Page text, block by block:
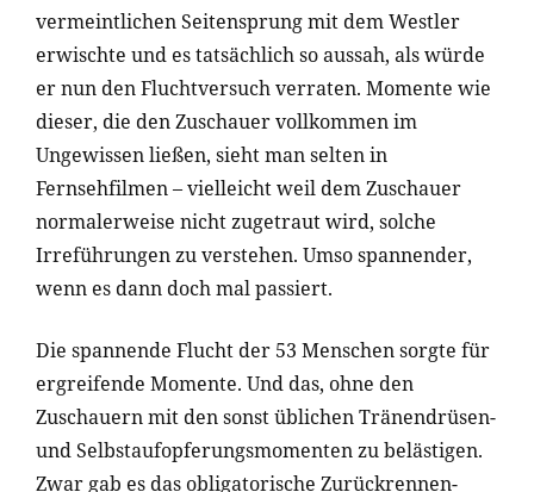
vermeintlichen Seitensprung mit dem Westler
erwischte und es tatsächlich so aussah, als würde
er nun den Fluchtversuch verraten. Momente wie
dieser, die den Zuschauer vollkommen im
Ungewissen ließen, sieht man selten in
Fernsehfilmen – vielleicht weil dem Zuschauer
normalerweise nicht zugetraut wird, solche
Irreführungen zu verstehen. Umso spannender,
wenn es dann doch mal passiert.
Die spannende Flucht der 53 Menschen sorgte für
ergreifende Momente. Und das, ohne den
Zuschauern mit den sonst üblichen Tränendrüsen-
und Selbstaufopferungsmomenten zu belästigen.
Zwar gab es das obligatorische Zurückrennen-